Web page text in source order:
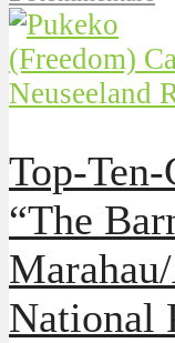
(Freedom)
Neuseeland
Top-
“The
National